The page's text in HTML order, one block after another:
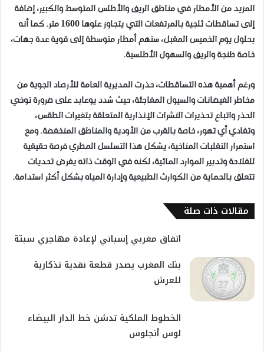
المزيد من الأمطار في مناطق الريف والأطلس المتوسط والكبير، إضافة
إلى تساقطات ثلجية بالمرتفعات التي يتجاوز علوها 1600 متر. كما أنه
بحلول يوم الخميس المقبل، ستهم أمطار متوسطة إلى قوية عدة جهات،
خاصة طنجة والريف والسهول الأطلسية.
ورغم أهمية هذه التساقطات، حذرت المديرية العامة للأرصاد الجوية من
مخاطر الفيضانات والسيول المفاجئة، حيث شدد يوعابد على ضرورة توخي
الحذر واتباع تحذيرات النشرات الإنذارية المتعلقة بتغيرات الطقس،
وتفادي أي تهور، خاصة بالقرب من الأودية والمناطق المنخفضة. ومع
استمرار التقلبات المناخية، يشكل هذا التسلسل المطري فرصة حقيقية
للفلاحة وتدبير الموارد المائية، لكنه في الوقت ذاته يفرض تحديات
تتعلق بالحماية من الكوارث الطبيعية وإدارة المياه بشكل أكثر استدامة.
مقالات ذات صلة
اتفاق مغربي إسباني لإعادة مهاجري سبتة
بنك المغرب يصدر قطعة نقدية تذكارية
للعرش
الخطوط الملكية تدشن خط الدار البيضاء
لوس أنجلوس